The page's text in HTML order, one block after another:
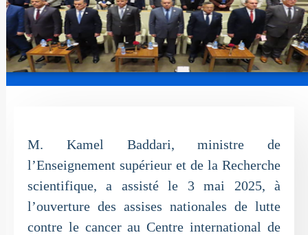
M. Kamel Baddari, ministre de
l’Enseignement supérieur et de la Recherche
scientifique, a assisté le 3 mai 2025, à
l’ouverture des assises nationales de lutte
contre le cancer au Centre international de